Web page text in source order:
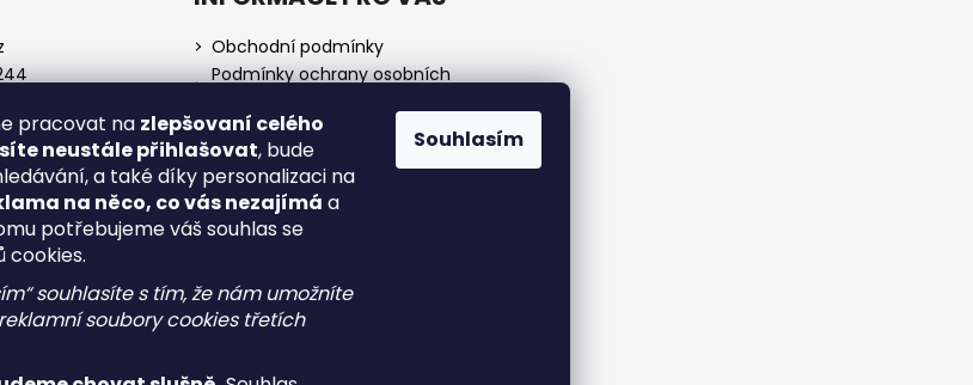
pracovat na zlepšovaní celého
neustále přihlašovat, bude
a také díky personalizaci na
na něco, co vás nezajímá a
potřebujeme váš souhlas se
cookies.
souhlasíte s tím, že nám umožníte
soubory cookies třetích
Souhlasím
Obchodní podmínky
Podmínky ochrany osobních
O nás
Doprava a platba
Zrušení objednávky
Reklamace a vrácení zboží
Spotřební daň